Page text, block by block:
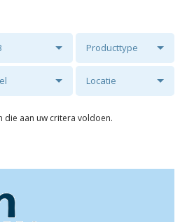
Producttype
Locatie
die aan uw critera voldoen.